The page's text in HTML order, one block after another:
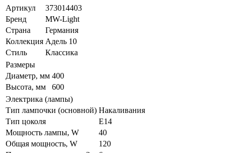
Артикул
373014403
Бренд
MW-Light
Страна
Германия
Коллекция Адель 10
Стиль
Классика
Размеры
Диаметр, мм 400
Высота, мм
600
Электрика (лампы)
Тип лампочки (основной) Накаливания
Тип цоколя
E14
Мощность лампы, W
40
Общая мощность, W
120